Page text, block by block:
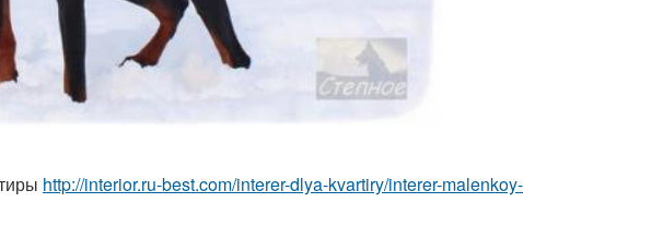
http://interior.ru-best.com/interer-dlya-kvartiry/interer-malenkoy-